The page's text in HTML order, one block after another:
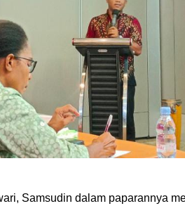
Samsudin dalam paparannya